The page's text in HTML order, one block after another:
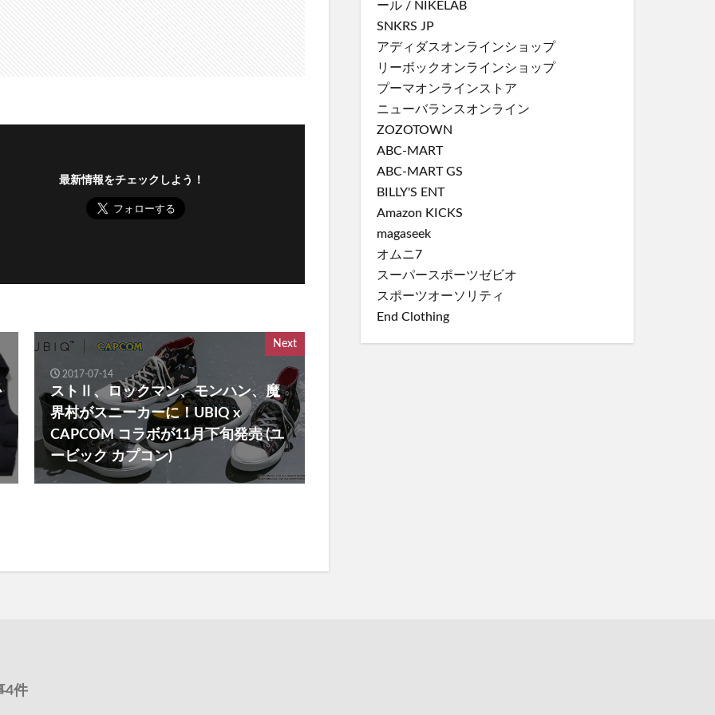
最新情報をチェックしよう！
Next
2017-07-14
ストⅡ、ロックマン、モンハン、魔
界村がスニーカーに！UBIQ x
CAPCOM コラボが11月下旬発売 (ユ
ービック カプコン)
ール / NIKELAB
SNKRS JP
アディダスオンラインショップ
リーボックオンラインショップ
プーマオンラインストア
ニューバランスオンライン
ZOZOTOWN
ABC-MART
ABC-MART GS
BILLY'S ENT
Amazon KICKS
magaseek
オムニ7
スーパースポーツゼビオ
スポーツオーソリティ
End Clothing
4件